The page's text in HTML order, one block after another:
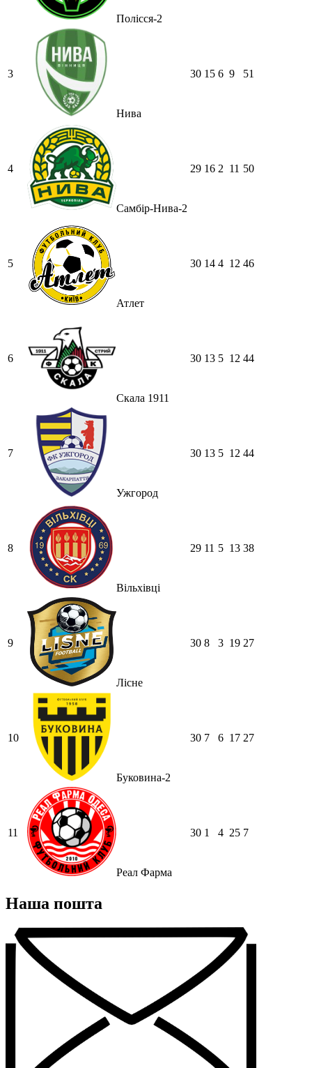
Полісся-2
3
Нива
30 15 6 9 51
4
Самбір-Нива-2
29 16 2 11 50
5
Атлет
30 14 4 12 46
6
Скала 1911
30 13 5 12 44
7
Ужгород
30 13 5 12 44
8
Вільхівці
29 11 5 13 38
9
Лісне
30 8 3 19 27
10
Буковина-2
30 7 6 17 27
11
Реал Фарма
30 1 4 25 7
Наша пошта